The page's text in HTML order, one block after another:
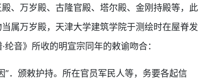
、万岁殿、古隆官殿、塔尔殿、金刚持殿等，此
属万岁殿，天津大学建筑学院于测绘时在屋脊发
音》所收的明宣宗同年的敕谕吻合：
”．颁敕护持。所在官员军民人等，务要各起信